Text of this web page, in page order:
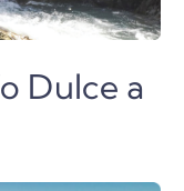
Dulce a